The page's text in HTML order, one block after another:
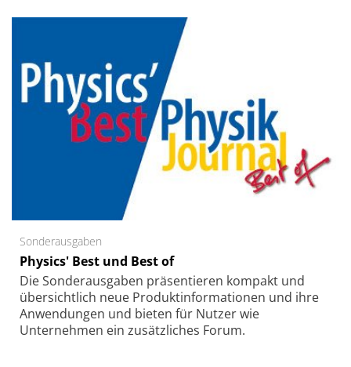
Sonderausgaben
Physics' Best und Best of
Die Sonder­ausgaben präsentieren kompakt und
übersichtlich neue Produkt­informationen und ihre
Anwendungen und bieten für Nutzer wie
Unternehmen ein zusätzliches Forum.